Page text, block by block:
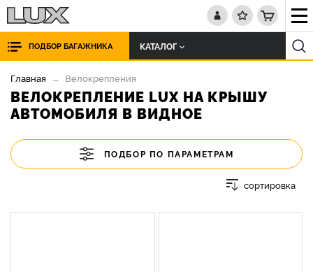
ПОДБОР БАГАЖНИКА КАТАЛОГ
Главная Велокрепления
ВЕЛОКРЕПЛЕНИЕ LUX НА КРЫШУ
АВТОМОБИЛЯ В ВИДНОЕ
ПОДБОР ПО ПАРАМЕТРАМ
сортировка